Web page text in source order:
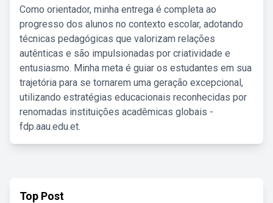
Como orientador, minha entrega é completa ao
progresso dos alunos no contexto escolar, adotando
técnicas pedagógicas que valorizam relações
autênticas e são impulsionadas por criatividade e
entusiasmo. Minha meta é guiar os estudantes em sua
trajetória para se tornarem uma geração excepcional,
utilizando estratégias educacionais reconhecidas por
renomadas instituições acadêmicas globais -
fdp.aau.edu.et.
Top Post